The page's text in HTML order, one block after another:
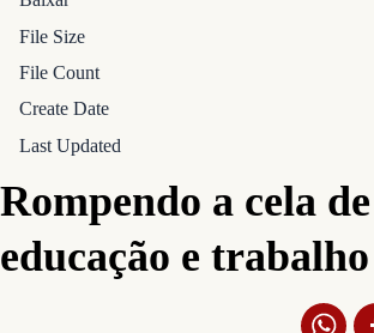
File Size
File Count
Create Date
Last Updated
Rompendo a cela
educação e